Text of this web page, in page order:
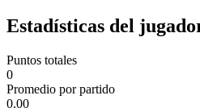
Estadísticas del
Puntos totales
0
Promedio por partido
0.00